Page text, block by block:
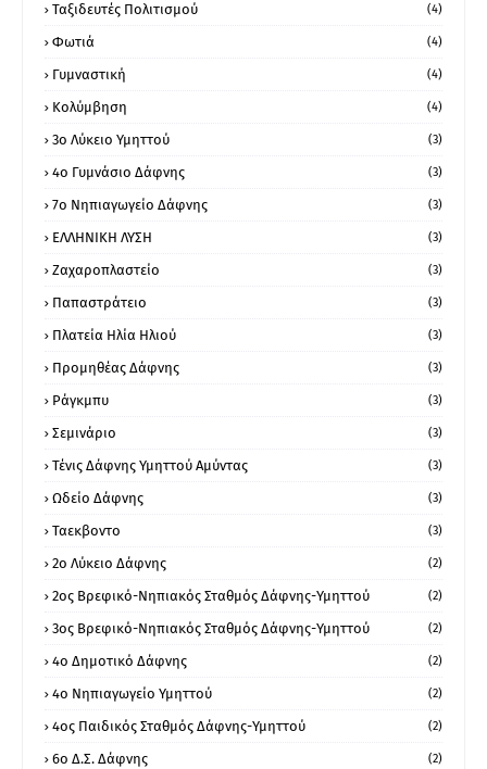
Ταξιδευτές Πολιτισμού (4)
Φωτιά (4)
Γυμναστική (4)
Κολύμβηση (4)
3ο Λύκειο Υμηττού (3)
4ο Γυμνάσιο Δάφνης (3)
7ο Νηπιαγωγείο Δάφνης (3)
ΕΛΛΗΝΙΚΗ ΛΥΣΗ (3)
Ζαχαροπλαστείο (3)
Παπαστράτειο (3)
Πλατεία Ηλία Ηλιού (3)
Προμηθέας Δάφνης (3)
Ράγκμπυ (3)
Σεμινάριο (3)
Τένις Δάφνης Υμηττού Αμύντας (3)
Ωδείο Δάφνης (3)
Ταεκβοντο (3)
2ο Λύκειο Δάφνης (2)
2ος Βρεφικό-Νηπιακός Σταθμός Δάφνης-Υμηττού (2)
3ος Βρεφικό-Νηπιακός Σταθμός Δάφνης-Υμηττού (2)
4ο Δημοτικό Δάφνης (2)
4ο Νηπιαγωγείο Υμηττού (2)
4ος Παιδικός Σταθμός Δάφνης-Υμηττού (2)
6ο Δ.Σ. Δάφνης (2)